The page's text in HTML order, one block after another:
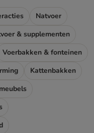
Natvoer
& supplementen
Voerbakken & fonteinen
Kattenbakken